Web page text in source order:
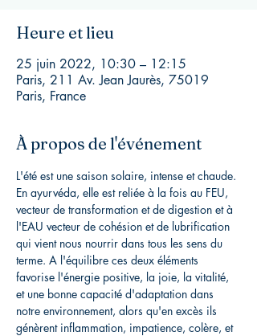
Heure et lieu
25 juin 2022, 10:30 – 12:15
Paris, 211 Av. Jean Jaurès, 75019
Paris, France
À propos de l'événement
L'été est une saison solaire, intense et chaude.
En ayurvéda, elle est reliée à la fois au FEU,
vecteur de transformation et de digestion et à
l'EAU vecteur de cohésion et de lubrification
qui vient nous nourrir dans tous les sens du
terme. A l'équilibre ces deux éléments
favorise l'énergie positive, la joie, la vitalité,
et une bonne capacité d'adaptation dans
notre environnement, alors qu'en excès ils
génèrent inflammation, impatience, colère, et